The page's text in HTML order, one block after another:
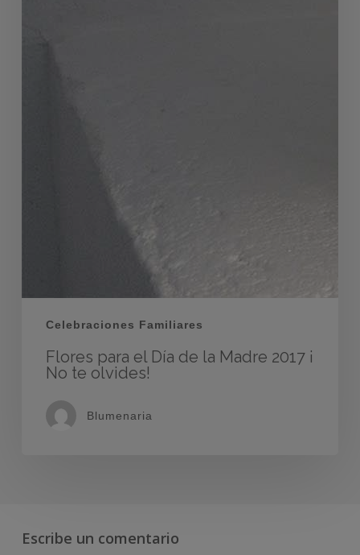
Celebraciones Familiares
Flores para el Día de la Madre 2017 ¡
No te olvides!
Blumenaria
Escribe un comentario